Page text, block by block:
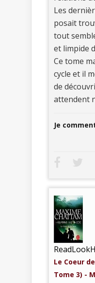
Les
posait
tout
et limpide
Ce tome
cycle et il
de
attendent
Je
Le Coeur
Tome 3) -